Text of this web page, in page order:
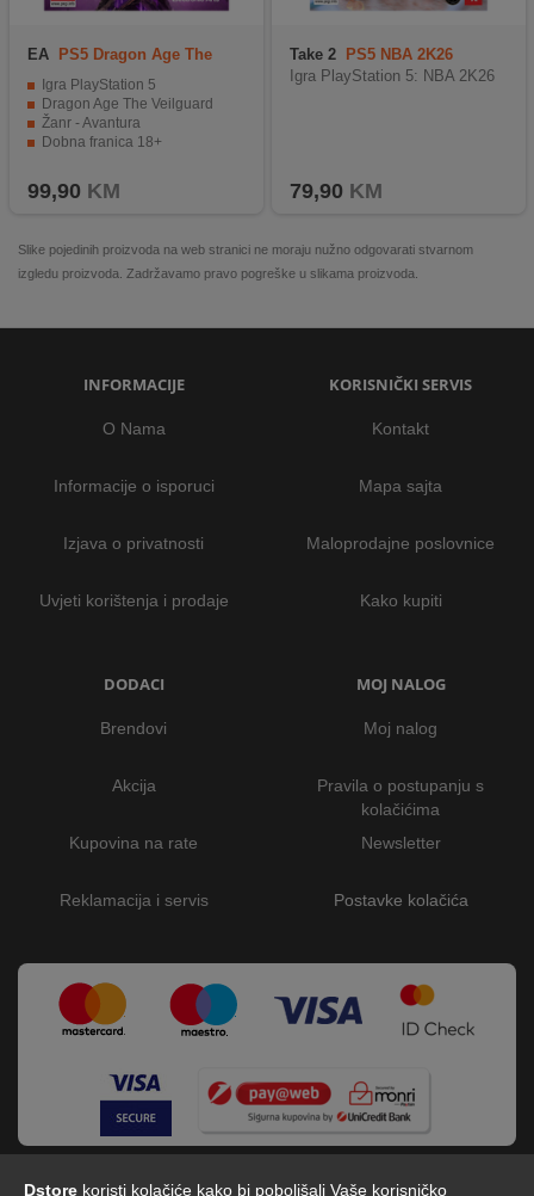
Dstore koristi kolačiće kako bi poboljšali Vaše korisničko
EA
PS5 Dragon Age The
Igra PlayStation 5
Dragon Age The Veilguard
Žanr - Avantura
Dobna franica 18+
99,90 KM
Take 2
PS5 NBA 2K26
Igra PlayStation 5: NBA 2K26
79,90 KM
Slike pojedinih proizvoda na web stranici ne moraju nužno odgovarati stvarnom
izgledu proizvoda. Zadržavamo pravo pogreške u slikama proizvoda.
INFORMACIJE
O Nama
Informacije o isporuci
Izjava o privatnosti
Uvjeti korištenja i prodaje
KORISNIČKI SERVIS
Kontakt
Mapa sajta
Maloprodajne poslovnice
Kako kupiti
DODACI
Brendovi
Akcija
Kupovina na rate
Reklamacija i servis
MOJ NALOG
Moj nalog
Pravila o postupanju s
kolačićima
Newsletter
Postavke kolačića